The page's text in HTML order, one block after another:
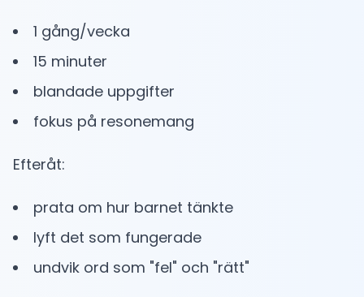
1 gång/vecka
15 minuter
blandade uppgifter
fokus på resonemang
Efteråt:
prata om hur barnet tänkte
lyft det som fungerade
undvik ord som "fel" och "rätt"